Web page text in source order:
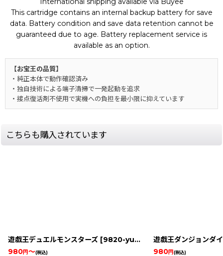
This cartridge contains an internal backup battery for save
data. Battery condition and save data retention cannot be
guaranteed due to age. Battery replacement service is
available as an option.
【お宝王の品質】
・純正本体で動作確認済み
・独自技術による端子清掃で一発起動を追求
・接点復活剤不使用で実機への負担を最小限に抑えています
こちらも購入されています
遊戯王デュエルモンスターズ [9820-yugioh-duel-game-boybox
980円～(税込)
遊戯王ダンジョンダ
980円(税込)